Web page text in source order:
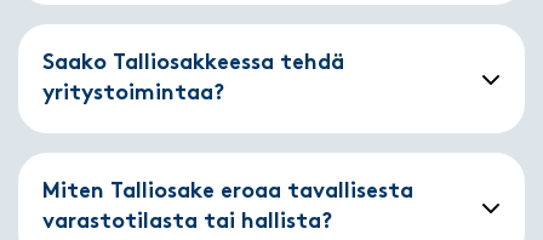
Saako Talliosakkeessa tehdä
yritystoimintaa?
Miten Talliosake eroaa tavallisesta
varastotilasta tai hallista?